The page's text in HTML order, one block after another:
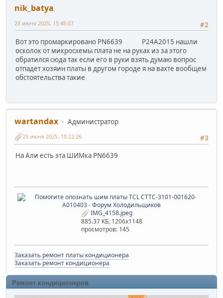
nik_batya
#2
28 июня 2025, 15:45:07
Вот это промаркировано PN6639 P24A2015 нашли
осколок от микросхемы плата не на руках из за этого
обратился сюда так если его в руки взять думаю вопрос
отпадет хозяин платы в другом городе я на вахте вообщем
обстоятельства такие
wartandax
Администратор
#3
29 июня 2025, 10:22:26
На Али есть эта ШИМка PN6639
IMG_4158.jpeg
885.37 КБ, 1206x1148
просмотров: 145
Заказать ремонт платы кондиционера
Заказать ремонт кондиционера
Ремонт кондиционеров